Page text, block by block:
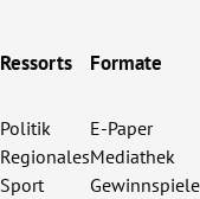
Ressorts
Politik
Regionales
Sport
Formate
E-Paper
Mediathek
Gewinnspiele